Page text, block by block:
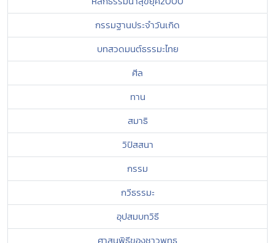
กรรมฐานประจำวันเกิด
บทสวดมนต์ธรรมะไทย
ศีล
ทาน
สมาธิ
วิปัสสนา
กรรม
กวีธรรมะ
อุปสมบทวิธี
ศาสนพิธีของชาวพุทธ